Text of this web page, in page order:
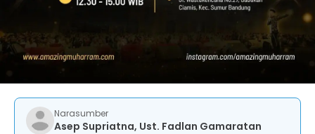
Narasumber
Asep Supriatna, Ust. Fadlan Gamaratan